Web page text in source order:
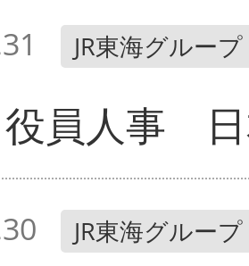
JR東海グループ
員人事
JR東海グループ